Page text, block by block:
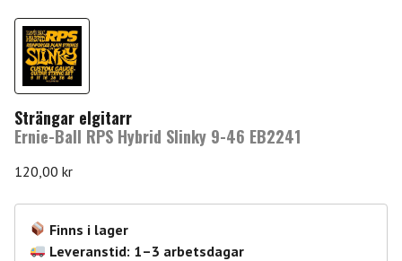
Strängar elgitarr
Ernie-Ball RPS Hybrid Slinky 9-46 EB2241
120,00 kr
Finns i lager
Leveranstid: 1–3 arbetsdagar